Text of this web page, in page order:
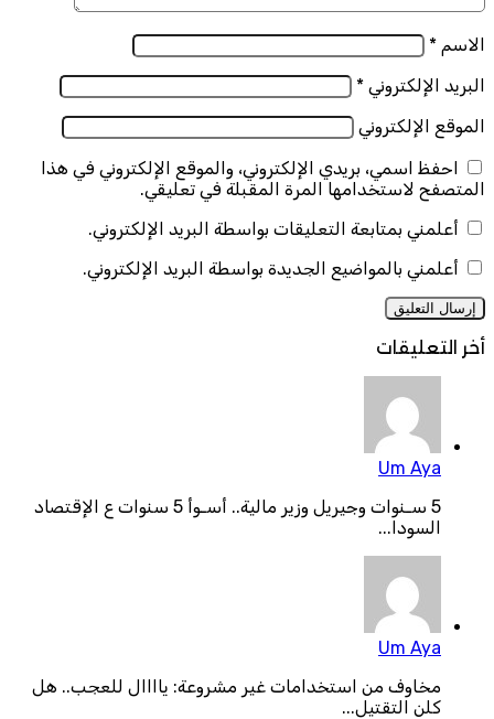
الاسم *
البريد الإلكتروني *
الموقع الإلكتروني
احفظ اسمي، بريدي الإلكتروني، والموقع الإلكتروني في هذا
المتصفح لاستخدامها المرة المقبلة في تعليقي.
أعلمني بمتابعة التعليقات بواسطة البريد الإلكتروني.
أعلمني بالمواضيع الجديدة بواسطة البريد الإلكتروني.
أخر التعليقات
Um Aya
5 سـنوات وجيريل وزير مالية.. أسـوأ 5 سنوات ع الإقتصاد
السودا...
Um Aya
مخاوف من استخدامات غير مشروعة: ياااال للعجب.. هل
كلن التقتيل...